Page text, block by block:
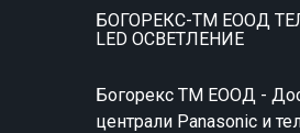
БОГОРЕКС-ТМ ЕООД
LED ОСВЕТЛЕНИЕ
Богорекс ТМ ЕООД -
централи Panasonic и